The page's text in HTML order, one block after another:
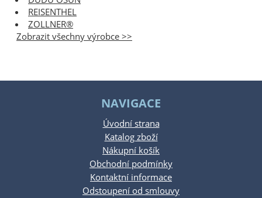
REISENTHEL
ZOLLNER®
Zobrazit všechny výrobce >>
NAVIGACE
Úvodní strana
Katalog zboží
Nákupní košík
Obchodní podmínky
Kontaktní informace
Odstoupení od smlouvy